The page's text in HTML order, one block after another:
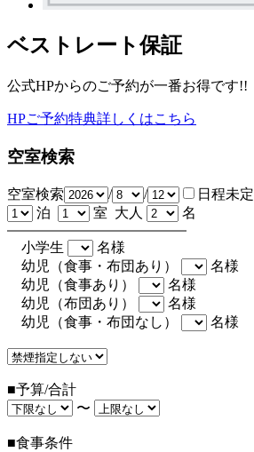
ベストレート保証
公式HPからのご予約が一番お得です!!
HPご予約特典詳しくはこちら
空室検索
空室検索 / /
日程未定
泊
室 大人 名
小学生
名様
幼児（食事・布団あり）
名様
幼児（食事あり）
名様
幼児（布団あり）
名様
幼児（食事・布団なし）
名様
■予算/合計
〜
■食事条件